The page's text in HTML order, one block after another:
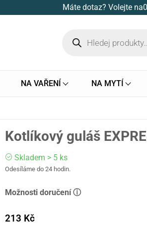
Máte dotaz? Volejte na
NA VAŘENÍ NA MYTÍ
Kotlíkový guláš
Skladem > 5 ks
Odesíláme do 24 hodin.
Možnosti doručení ⓘ
213 Kč